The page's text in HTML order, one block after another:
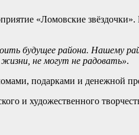
«Ломовские
будущее района. Нашему
не могут не радовать».
подарками и денежной
и художественного